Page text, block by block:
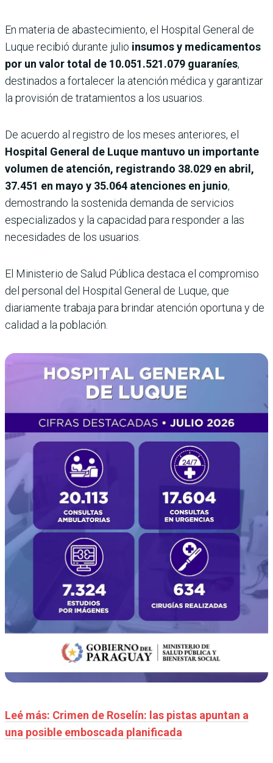
En materia de abastecimiento, el Hospital General de
Luque recibió durante julio insumos y medicamentos
por un valor total de 10.051.521.079 guaraníes,
destinados a fortalecer la atención médica y garantizar
la provisión de tratamientos a los usuarios.
De acuerdo al registro de los meses anteriores, el
Hospital General de Luque mantuvo un importante
volumen de atención, registrando 38.029 en abril,
37.451 en mayo y 35.064 atenciones en junio,
demostrando la sostenida demanda de servicios
especializados y la capacidad para responder a las
necesidades de los usuarios.
El Ministerio de Salud Pública destaca el compromiso
del personal del Hospital General de Luque, que
diariamente trabaja para brindar atención oportuna y de
calidad a la población.
Leé más: Crimen de Roselín: las pistas apuntan a
una posible emboscada planificada